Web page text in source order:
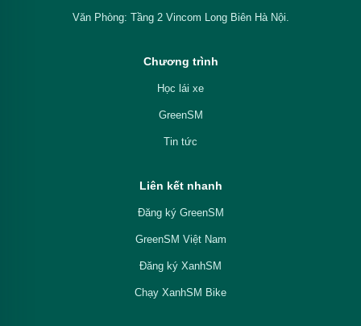
Văn Phòng: Tầng 2 Vincom Long Biên Hà Nội.
Chương trình
Học lái xe
GreenSM
Tin tức
Liên kết nhanh
Đăng ký GreenSM
GreenSM Việt Nam
Đăng ký XanhSM
Chạy XanhSM Bike